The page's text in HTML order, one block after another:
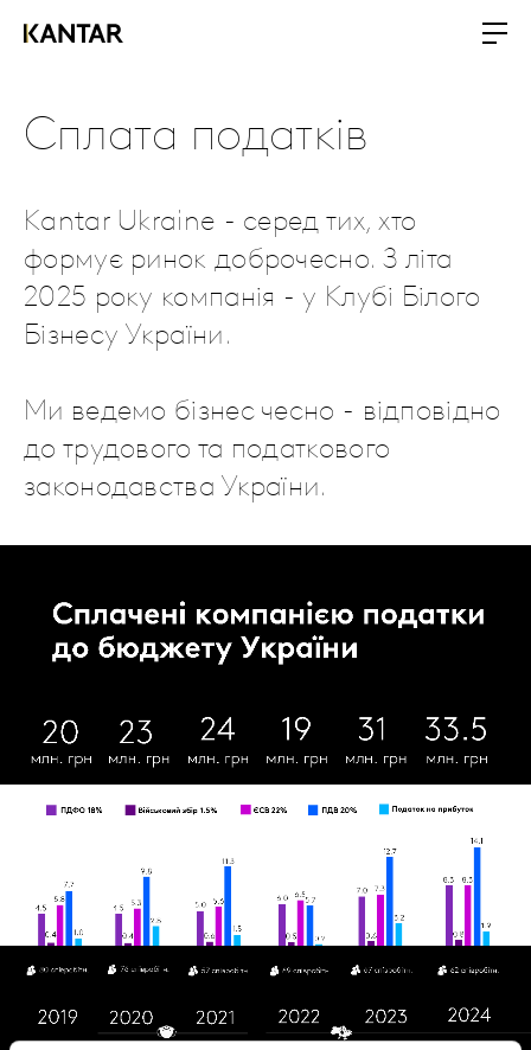
Сплата податків
Kantar Ukraine - серед тих, хто
формує ринок доброчесно. З літа
2025 року компанія - у Клубі Білого
Бізнесу України.
Ми ведемо бізнес чесно - відповідно
до трудового та податкового
законодавства України.